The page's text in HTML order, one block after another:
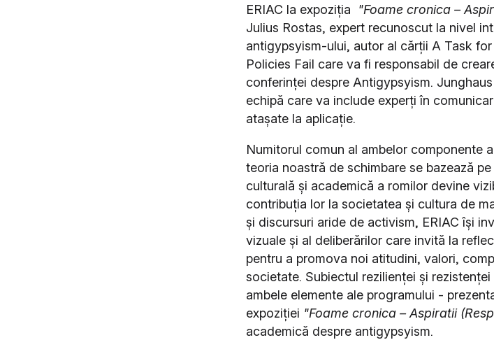
ERIAC la expoziția "Foame cronica –
Julius Rostas, expert recunoscut la nivel
antigypsyism-ului, autor al cărții A Task
Policies Fail care va fi responsabil de
conferinței despre Antigypsyism.
echipă care va include experți în
atașate la aplicație.
Numitorul comun al ambelor componente
teoria noastră de schimbare se bazează
culturală și academică a romilor devine
contribuția lor la societatea și cultura de
și discursuri aride de activism, ERIAC își
vizuale și al deliberărilor care invită la
pentru a promova noi atitudini, valori,
societate. Subiectul rezilienței și
ambele elemente ale programului -
expoziției "Foame cronica – Aspiratii
academică despre antigypsyism.